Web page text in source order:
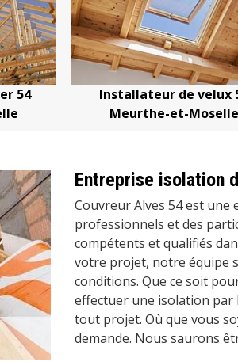
de velux 54
et-Moselle
Devis
Entreprise isolation
Couvreur Alves 54 est
professionnels et des
compétents et qualifiés
votre projet, notre équipe
conditions. Que ce soit
effectuer une isolation par
tout projet. Où que vous
demande. Nous saurons